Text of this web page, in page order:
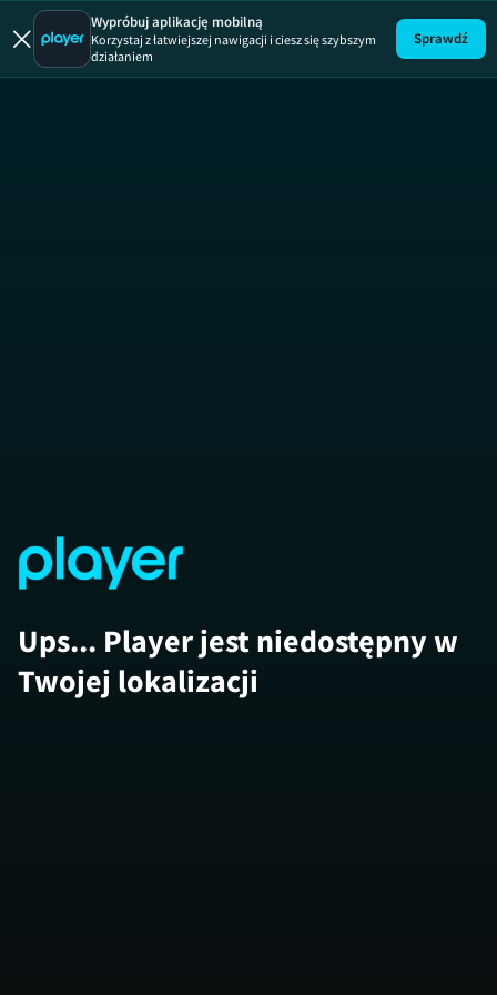
Wypróbuj aplikację mobilną
Korzystaj z łatwiejszej nawigacji i ciesz się szybszym
działaniem
Sprawdź
Ups... Player jest niedostępny w
Twojej lokalizacji